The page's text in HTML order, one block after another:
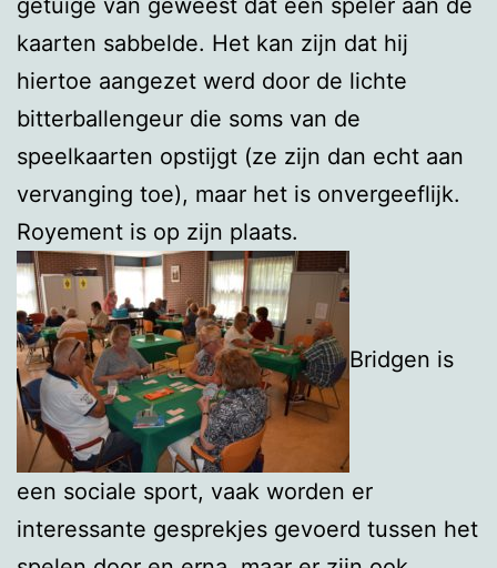
kaarten sabbelde. Het kan zijn dat hij
hiertoe aangezet werd door de lichte
bitterballengeur die soms van de
speelkaarten opstijgt (ze zijn dan echt aan
vervanging toe), maar het is onvergeeflijk.
Royement is op zijn plaats.
Bridgen is
een sociale sport, vaak worden er
interessante gesprekjes gevoerd tussen het